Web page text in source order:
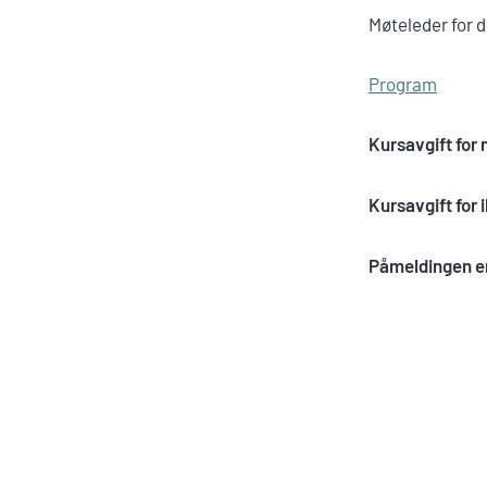
Møteleder for
Program
Kursavgift for
Kursavgift for
Påmeldingen